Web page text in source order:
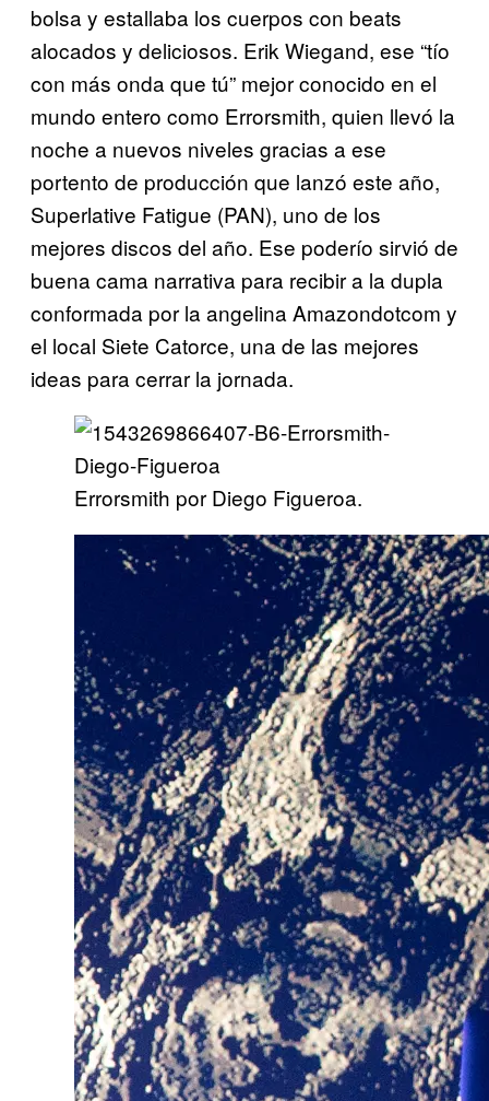
bolsa y estallaba los cuerpos con beats
alocados y deliciosos. Erik Wiegand, ese “tío
con más onda que tú” mejor conocido en el
mundo entero como Errorsmith, quien llevó la
noche a nuevos niveles gracias a ese
portento de producción que lanzó este año,
Superlative Fatigue (PAN), uno de los
mejores discos del año. Ese poderío sirvió de
buena cama narrativa para recibir a la dupla
conformada por la angelina Amazondotcom y
el local Siete Catorce, una de las mejores
ideas para cerrar la jornada.
Errorsmith por Diego Figueroa.